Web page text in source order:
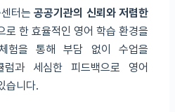
센터는공공기관의 신뢰와 저렴한
로 한 효율적인 영어 학습 환경을
험을 통해 부담 없이 수업을
럼과 세심한 피드백으로 영어
습니다.